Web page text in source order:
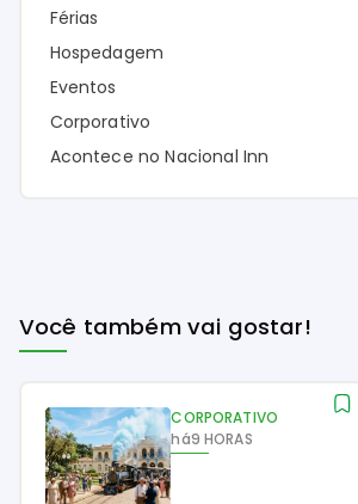
Férias
Hospedagem
Eventos
Corporativo
Acontece no Nacional Inn
Você também vai gostar!
CORPORATIVO
há9 HORAS